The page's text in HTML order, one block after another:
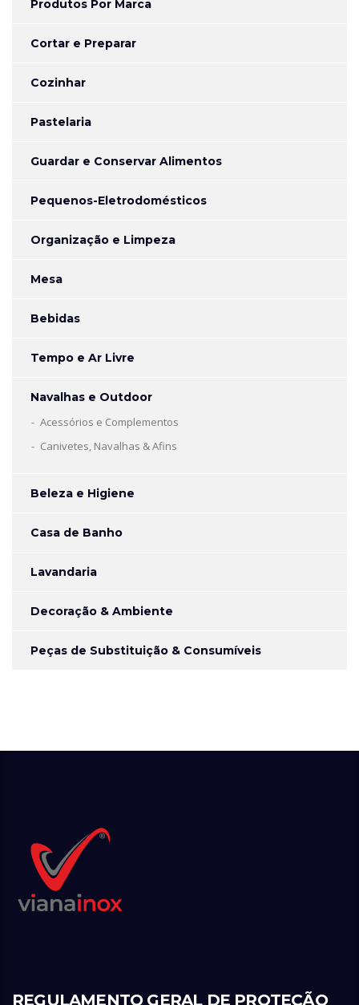
Produtos Por Marca
Cortar e Preparar
Cozinhar
Pastelaria
Guardar e Conservar Alimentos
Pequenos-Eletrodomésticos
Organização e Limpeza
Mesa
Bebidas
Tempo e Ar Livre
Navalhas e Outdoor
Acessórios e Complementos
Canivetes, Navalhas & Afins
Beleza e Higiene
Casa de Banho
Lavandaria
Decoração & Ambiente
Peças de Substituição & Consumíveis
REGULAMENTO GERAL DE PROTEÇÃO